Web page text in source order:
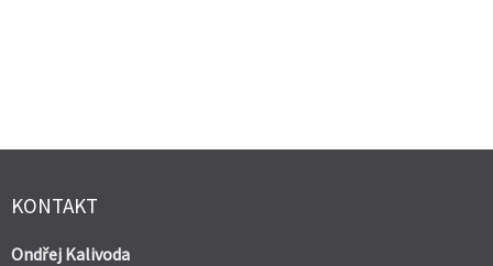
KONTAKT
Ondřej Kalivoda